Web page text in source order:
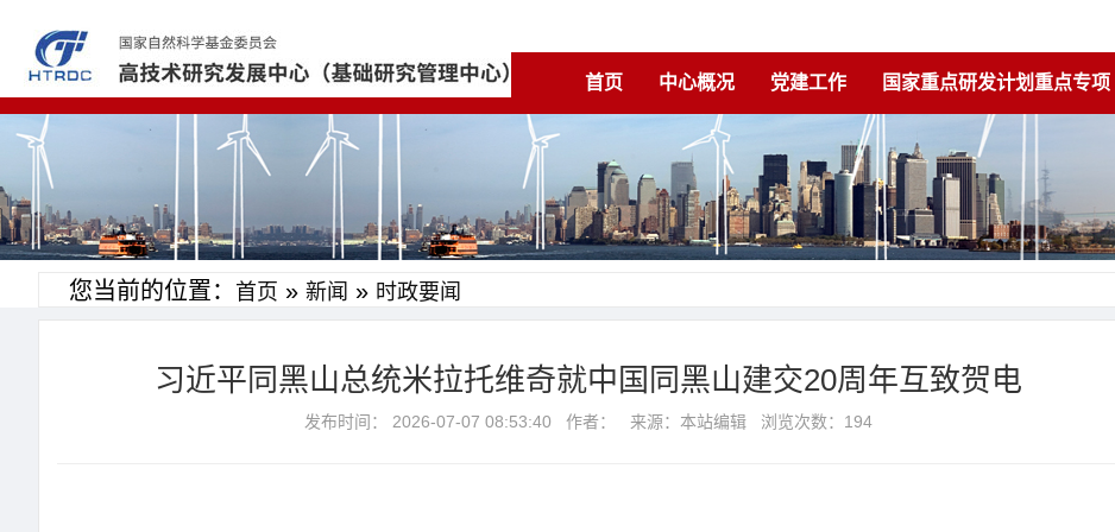
首页 中心概况 党建工作 国家重点研发计划重点专项
您当前的位置： 首页 » 新闻 » 时政要闻
习近平同黑山总统米拉托维奇就中国同黑山建交20周年互致贺电
发布时间： 2026-07-07 08:53:40 作者： 来源：本站编辑 浏览次数： 194